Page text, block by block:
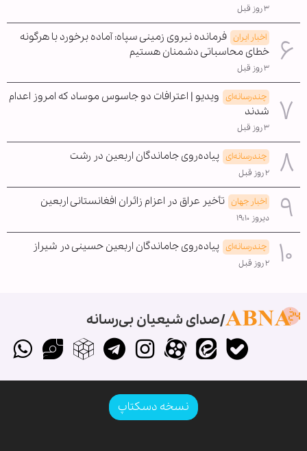
۳ روز قبل
اخبار ایران فرمانده نیروی زمینی سپاه: آماده برخورد با هرگونه
خطای محاسباتی دشمنان هستیم
۳ روز قبل
چندرسانه‌ای ویدیو | اعترافات دو جاسوس موساد که امروز اعدام
شدند
۳ روز قبل
چندرسانه‌ای پیاده‌روی جاماندگان اربعین در رشت
۲ روز قبل
اخبار جهان تأخیر عراق در اعزام زائران افغانستانی اربعین
دیروز ۱۹:۱۰
چندرسانه‌ای پیاده‌روی جاماندگان اربعین حسینی در شیراز
۲ روز قبل
صدای شیعیان بی‌رسانه
نسخه دسکتاپ